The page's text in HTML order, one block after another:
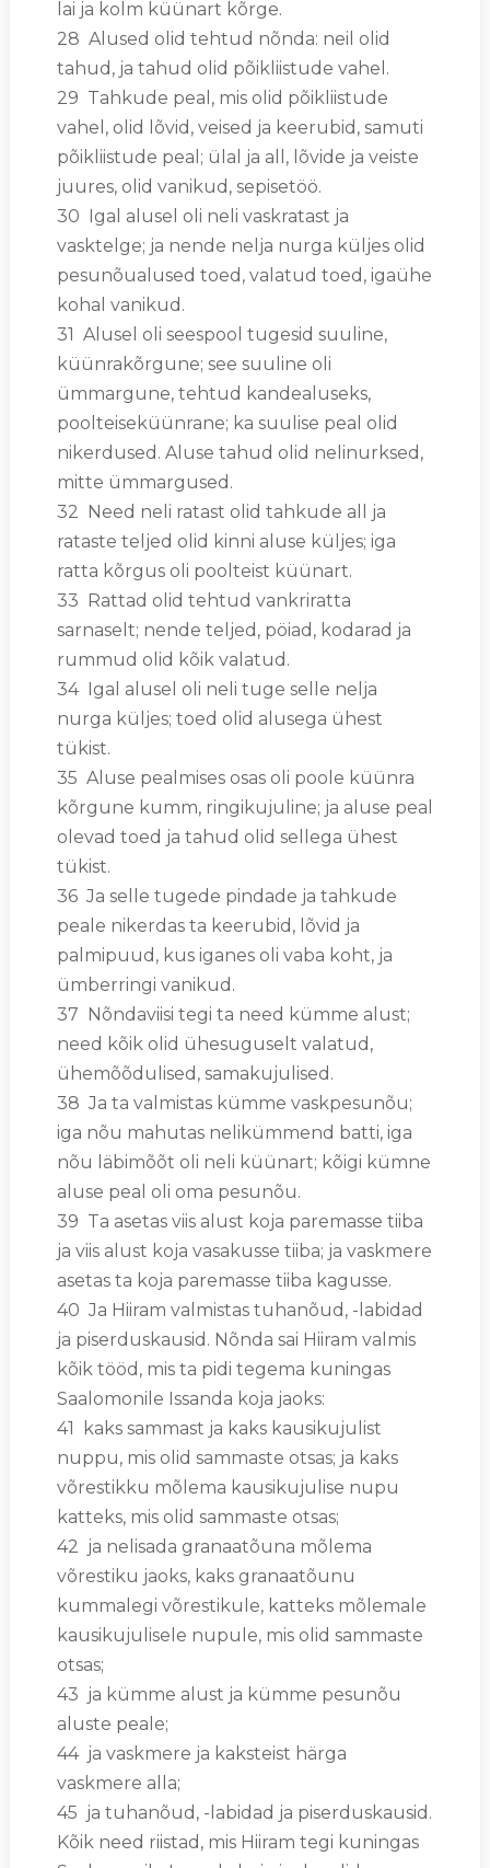
lai ja kolm küünart kõrge.
28 Alused olid tehtud nõnda: neil olid
tahud, ja tahud olid põikliistude vahel.
29 Tahkude peal, mis olid põikliistude
vahel, olid lõvid, veised ja keerubid, samuti
põikliistude peal; ülal ja all, lõvide ja veiste
juures, olid vanikud, sepisetöö.
30 Igal alusel oli neli vaskratast ja
vasktelge; ja nende nelja nurga küljes olid
pesunõualused toed, valatud toed, igaühe
kohal vanikud.
31 Alusel oli seespool tugesid suuline,
küünrakõrgune; see suuline oli
ümmargune, tehtud kandealuseks,
poolteiseküünrane; ka suulise peal olid
nikerdused. Aluse tahud olid nelinurksed,
mitte ümmargused.
32 Need neli ratast olid tahkude all ja
rataste teljed olid kinni aluse küljes; iga
ratta kõrgus oli poolteist küünart.
33 Rattad olid tehtud vankriratta
sarnaselt; nende teljed, pöiad, kodarad ja
rummud olid kõik valatud.
34 Igal alusel oli neli tuge selle nelja
nurga küljes; toed olid alusega ühest
tükist.
35 Aluse pealmises osas oli poole küünra
kõrgune kumm, ringikujuline; ja aluse peal
olevad toed ja tahud olid sellega ühest
tükist.
36 Ja selle tugede pindade ja tahkude
peale nikerdas ta keerubid, lõvid ja
palmipuud, kus iganes oli vaba koht, ja
ümberringi vanikud.
37 Nõndaviisi tegi ta need kümme alust;
need kõik olid ühesuguselt valatud,
ühemõõdulised, samakujulised.
38 Ja ta valmistas kümme vaskpesunõu;
iga nõu mahutas nelikümmend batti, iga
nõu läbimõõt oli neli küünart; kõigi kümne
aluse peal oli oma pesunõu.
39 Ta asetas viis alust koja paremasse tiiba
ja viis alust koja vasakusse tiiba; ja vaskmere
asetas ta koja paremasse tiiba kagusse.
40 Ja Hiiram valmistas tuhanõud, -labidad
ja piserduskausid. Nõnda sai Hiiram valmis
kõik tööd, mis ta pidi tegema kuningas
Saalomonile Issanda koja jaoks:
41 kaks sammast ja kaks kausikujulist
nuppu, mis olid sammaste otsas; ja kaks
võrestikku mõlema kausikujulise nupu
katteks, mis olid sammaste otsas;
42 ja nelisada granaatõuna mõlema
võrestiku jaoks, kaks granaatõunu
kummalegi võrestikule, katteks mõlemale
kausikujulisele nupule, mis olid sammaste
otsas;
43 ja kümme alust ja kümme pesunõu
aluste peale;
44 ja vaskmere ja kaksteist härga
vaskmere alla;
45 ja tuhanõud, -labidad ja piserduskausid.
Kõik need riistad, mis Hiiram tegi kuningas